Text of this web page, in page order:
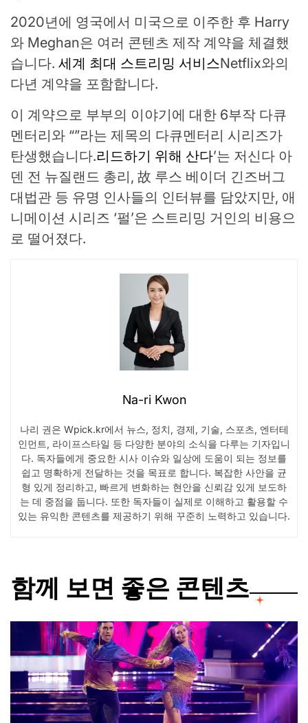
2020년에 영국에서 미국으로 이주한 후 Harry
와 Meghan은 여러 콘텐츠 제작 계약을 체결했
습니다. 세계 최대 스트리밍 서비스Netflix와의
다년 계약을 포함합니다.
이 계약으로 부부의 이야기에 대한 6부작 다큐
멘터리와 “”라는 제목의 다큐멘터리 시리즈가
탄생했습니다.리드하기 위해 산다’는 저신다 아
덴 전 뉴질랜드 총리, 故 루스 베이더 긴즈버그
대법관 등 유명 인사들의 인터뷰를 담았지만, 애
니메이션 시리즈 ‘펄’은 스트리밍 거인의 비용으
로 떨어졌다.
Na-ri Kwon
나리 권은 Wpick.kr에서 뉴스, 정치, 경제, 기술, 스포츠, 엔터테
인먼트, 라이프스타일 등 다양한 분야의 소식을 다루는 기자입니
다. 독자들에게 중요한 시사 이슈와 일상에 도움이 되는 정보를
쉽고 명확하게 전달하는 것을 목표로 합니다. 복잡한 사안을 균
형 있게 정리하고, 빠르게 변화하는 현안을 신뢰감 있게 보도하
는 데 중점을 둡니다. 또한 독자들이 실제로 이해하고 활용할 수
있는 유익한 콘텐츠를 제공하기 위해 꾸준히 노력하고 있습니다.
함께 보면 좋은 콘텐츠